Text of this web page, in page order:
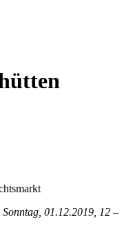
01.12.2019, 12 –